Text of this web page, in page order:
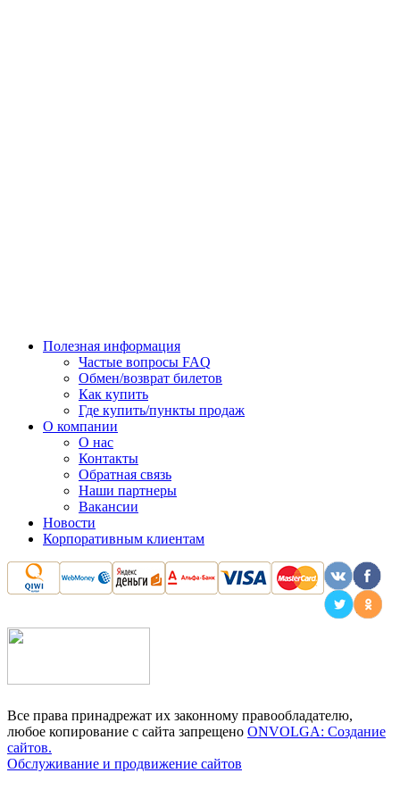
Полезная информация
Частые вопросы FAQ
Обмен/возврат билетов
Как купить
Где купить/пункты продаж
О компании
О нас
Контакты
Обратная связь
Наши партнеры
Вакансии
Новости
Корпоративным клиентам
Все права принадрежат их законному правообладателю,
любое копирование с сайта запрещено ONVOLGA: Создание
сайтов.
Обслуживание и продвижение сайтов